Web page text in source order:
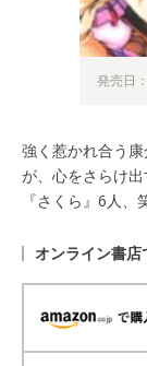
発売日
強く惹かれ合う
が、心をさらけ
『さくら』6人、
オンライン書店